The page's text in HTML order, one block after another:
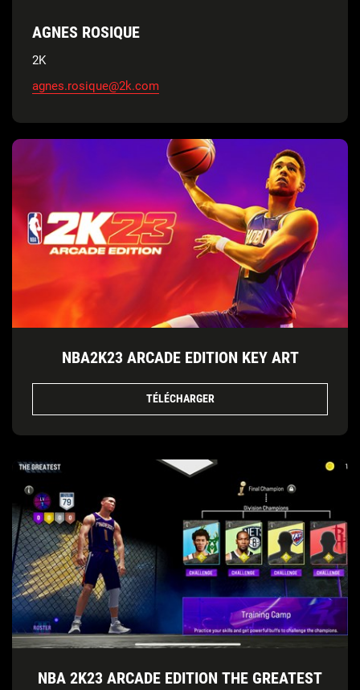
AGNES ROSIQUE
2K
agnes.rosique@2k.com
NBA2K23 ARCADE EDITION KEY ART
TÉLÉCHARGER
NBA 2K23 ARCADE EDITION THE GREATEST